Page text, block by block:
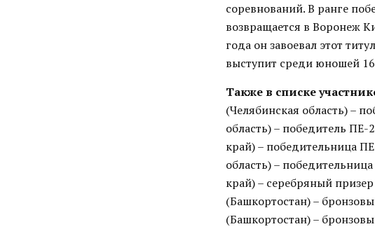
соревнований. В ранге
возвращается в Воронеж
года он завоевал этот
выступит среди юношей
Также в списке
(Челябинская область) –
область) – победитель
край) – победительница
область) –
край) – серебряный
(Башкортостан) –
(Башкортостан) –